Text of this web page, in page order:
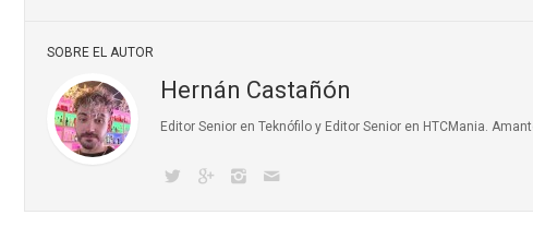
SOBRE EL AUTOR
Hernán Castañón
Editor Senior en Teknófilo y Editor Senior en HTCMania.